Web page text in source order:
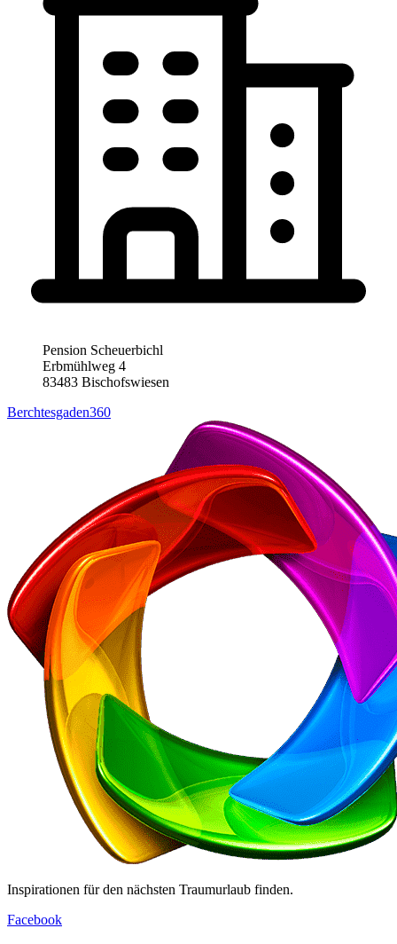
Pension Scheuerbichl
Erbmühlweg 4
83483 Bischofswiesen
Berchtesgaden360
Inspirationen für den nächsten Traumurlaub finden.
Facebook